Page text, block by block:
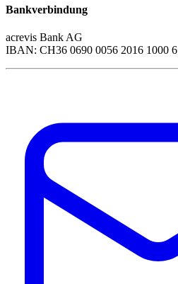
Bankverbindung
acrevis Bank AG
IBAN: CH36 0690 0056 2016 1000 6